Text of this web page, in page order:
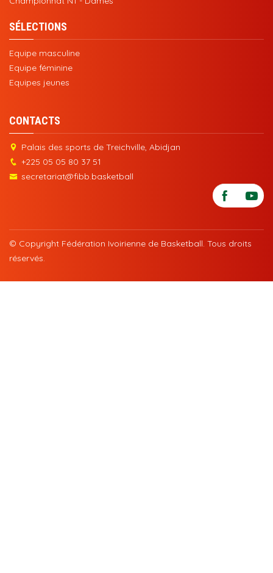
SÉLECTIONS
Equipe masculine
Equipe féminine
Equipes jeunes
CONTACTS
Palais des sports de Treichville, Abidjan
+225 05 05 80 37 51
secretariat@fibb.basketball
© Copyright Fédération Ivoirienne de Basketball. Tous droits
réservés.